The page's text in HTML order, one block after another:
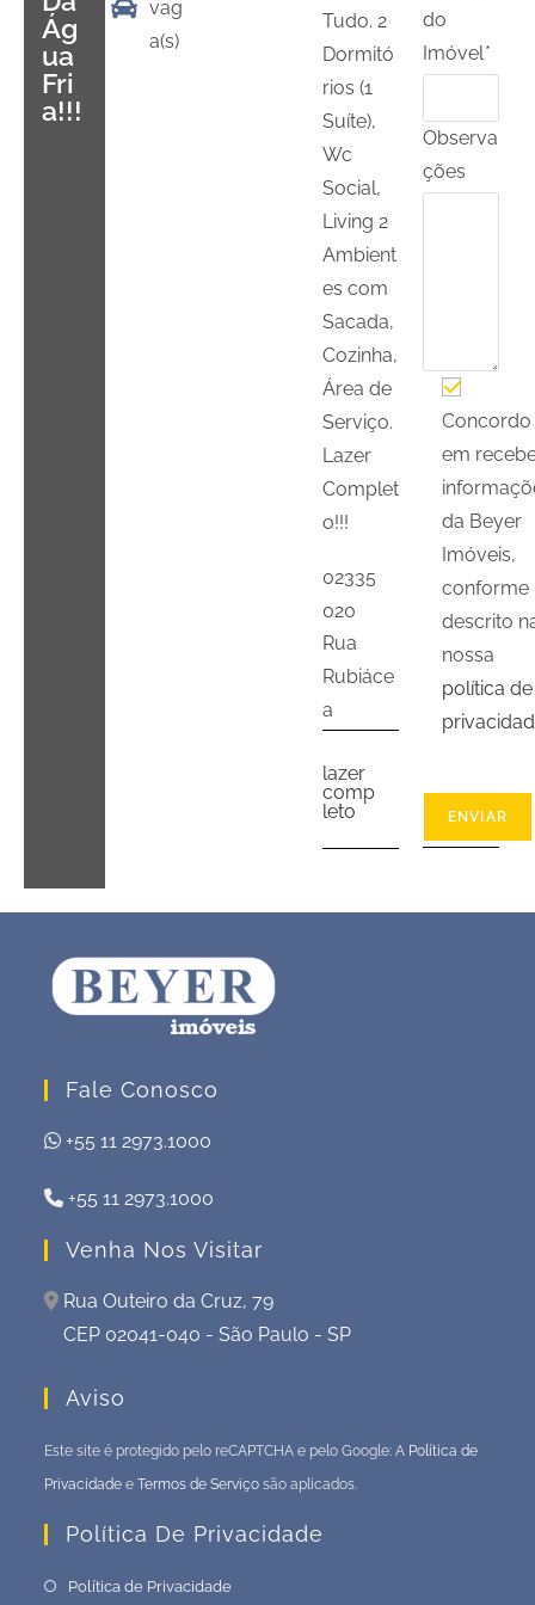
Ág
Ua
Fri
A!!!
vag
a(s)
Tudo. 2
Dormitó
rios (1
Suíte),
Wc
Social,
Living 2
Ambient
es com
Sacada,
Cozinha,
Área de
Serviço.
Lazer
Complet
o!!!
02335
020
Rua
Rubiáce
a
lazer
comp
leto
do
Imóvel*
Observa
ções
Concordo
em
da Beyer
Imóveis,
conforme
descrito
nossa
política de
Fale Conosco
+55 11 2973.1000
+55 11 2973.1000
Venha Nos Visitar
Rua Outeiro da Cruz, 79
CEP 02041-040 - São Paulo - SP
Aviso
Este site é protegido pelo reCAPTCHA e pelo Google: A Política de
Privacidade eTermos de Serviço são aplicados.
Política De Privacidade
Política de Privacidade